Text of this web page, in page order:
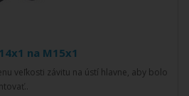
na M15x1
veľkosti závitu na ústí hlavne, aby bolo